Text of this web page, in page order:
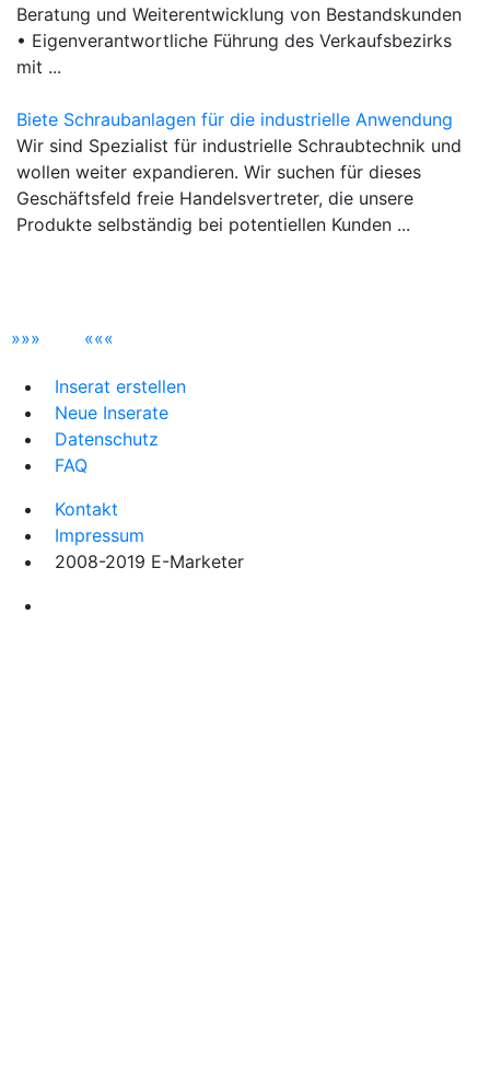
Beratung und Weiterentwicklung von Bestandskunden
• Eigenverantwortliche Führung des Verkaufsbezirks
mit ...
Biete Schraubanlagen für die industrielle Anwendung
Wir sind Spezialist für industrielle Schraubtechnik und
wollen weiter expandieren. Wir suchen für dieses
Geschäftsfeld freie Handelsvertreter, die unsere
Produkte selbständig bei potentiellen Kunden ...
»»» «««
Inserat erstellen
Neue Inserate
Datenschutz
FAQ
Kontakt
Impressum
2008-2019 E-Marketer